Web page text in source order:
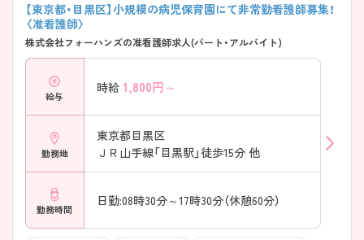
【東京都・目黒区】小規模の病児保育園にて非常勤看護師募集！
〈准看護師〉
株式会社フォーハンズの准看護師求人(パート・アルバイト)
給与
時給 1,800円～
勤務地
東京都目黒区
ＪＲ山手線「目黒駅」徒歩15分 他
勤務時間
日勤:08時30分～17時30分（休憩60分）